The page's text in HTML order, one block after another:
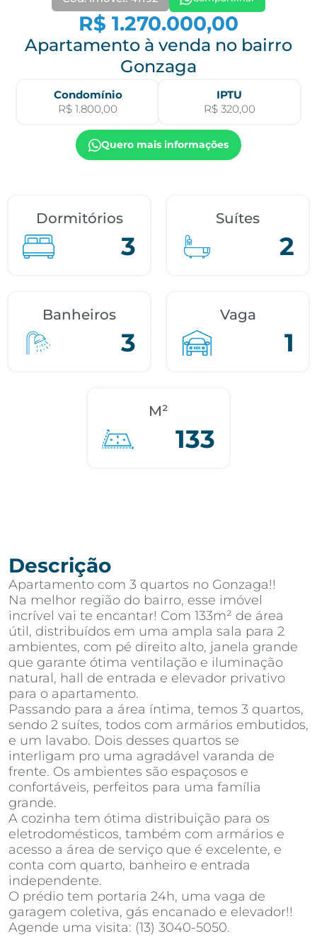
R$ 1.270.000,00
Apartamento à venda no bairro
Gonzaga
Condomínio
R$ 1.800,00
IPTU
R$ 320,00
Quero mais informações
Dormitórios
3
Suítes
2
Banheiros
3
Vaga
1
M²
133
Descrição
Apartamento com 3 quartos no Gonzaga!!
Na melhor região do bairro, esse imóvel
incrível vai te encantar! Com 133m² de área
útil, distribuídos em uma ampla sala para 2
ambientes, com pé direito alto, janela grande
que garante ótima ventilação e iluminação
natural, hall de entrada e elevador privativo
para o apartamento.
Passando para a área íntima, temos 3 quartos,
sendo 2 suítes, todos com armários embutidos,
e um lavabo. Dois desses quartos se
interligam pro uma agradável varanda de
frente. Os ambientes são espaçosos e
confortáveis, perfeitos para uma família
grande.
A cozinha tem ótima distribuição para os
eletrodomésticos, também com armários e
acesso a área de serviço que é excelente, e
conta com quarto, banheiro e entrada
independente.
O prédio tem portaria 24h, uma vaga de
garagem coletiva, gás encanado e elevador!!
Agende uma visita: (13) 3040-5050.